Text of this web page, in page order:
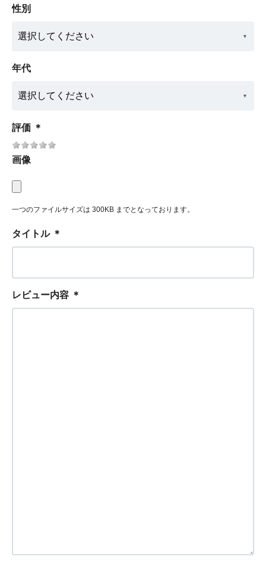
性別
年代
評価 ＊
画像
一つのファイルサイズは 300KB までとなっております。
タイトル ＊
レビュー内容 ＊